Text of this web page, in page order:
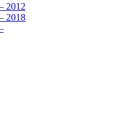
2012
2018